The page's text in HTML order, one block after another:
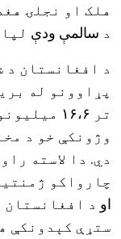
هلک او نجلۍ
د سالمې ودې
د افغانستان د
پړاوونو له
تر ۱۶،۶
وژونکې خو د
دي. دا لاسته
چارواکو
او د افغانستان
ستړې کېدونکې